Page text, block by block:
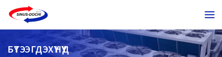
БҮТЭЭГДЭХҮҮНҮҮД